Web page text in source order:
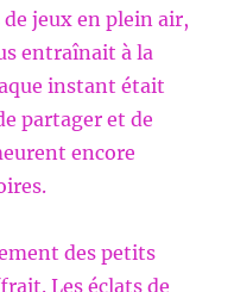
jeux en plein air,
entraînait à la
instant était
partager et de
encore
des petits
Les éclats de